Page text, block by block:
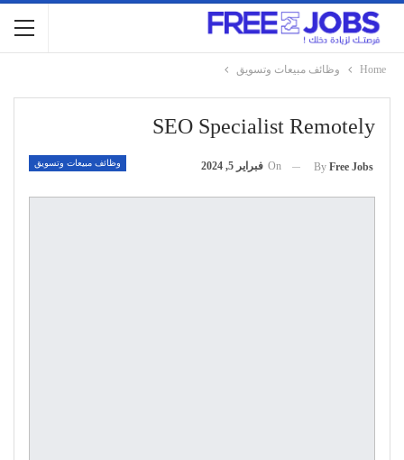
Home وظائف مبيعات وتسويق
SEO Specialist Remotely
وظائف مبيعات وتسويق By Free Jobs
On فبراير 5, 2024